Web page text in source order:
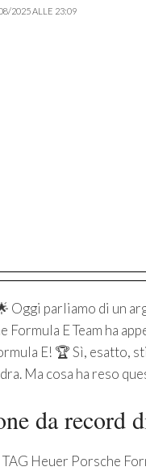
2025 ALLE 23:09
Oggi parliamo di un
Formula E Team ha
E! 🏆 Sì, esatto,
Ma cosa ha reso
da record
TAG Heuer Porsche